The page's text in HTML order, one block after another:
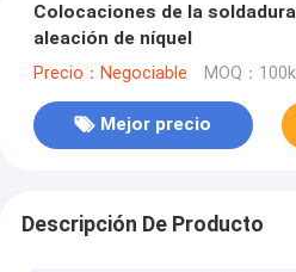
Colocaciones de la
aleación de níquel
Precio：Negociable MOQ：
Mejor precio
Descripción De Producto